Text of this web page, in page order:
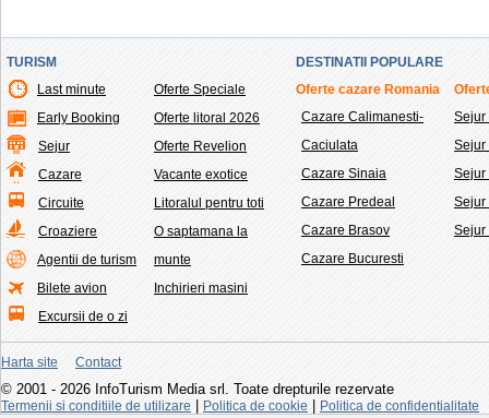
TURISM
Last minute
Early Booking
Sejur
Cazare
Circuite
Croaziere
Agentii de turism
Bilete avion
Excursii de o zi
Oferte Speciale
Oferte litoral 2026
Oferte Revelion
Vacante exotice
Litoralul pentru toti
O saptamana la
munte
Inchirieri masini
DESTINATII POPULARE
Oferte cazare Romania
Cazare Calimanesti-
Caciulata
Cazare Sinaia
Cazare Predeal
Cazare Brasov
Cazare Bucuresti
Sejur
Sejur
Sejur
Sejur
Sejur
Harta site Contact
© 2001 - 2026 InfoTurism Media srl. Toate drepturile rezervate
Termenii si conditiile de utilizare Politica de cookie Politica de confidentialitate